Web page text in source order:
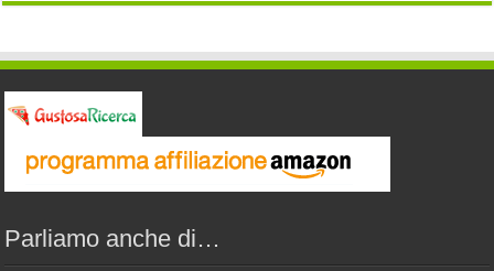
Parliamo anche di…